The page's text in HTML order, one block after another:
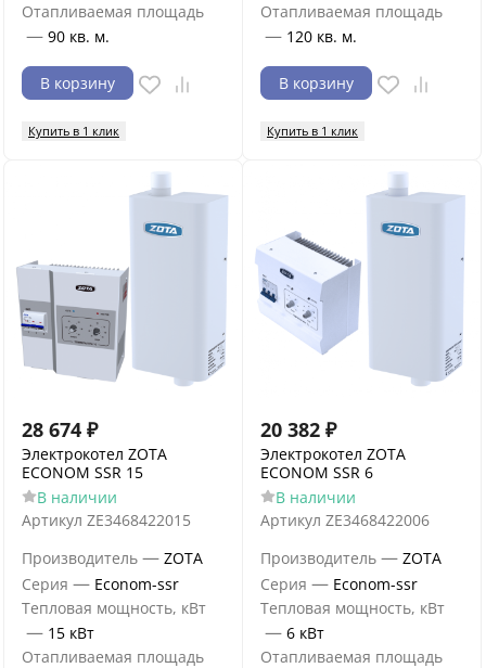
Отапливаемая площадь
— 90 кв. м.
В корзину
Купить в 1 клик
Отапливаемая площадь
— 120 кв. м.
В корзину
Купить в 1 клик
28 674 ₽
Электрокотел ZOTA
ECONOM SSR 15
В наличии
Артикул ZE3468422015
Производитель — ZOTA
Серия — Econom-ssr
Тепловая мощность, кВт
— 15 кВт
Отапливаемая площадь
20 382 ₽
Электрокотел ZOTA
ECONOM SSR 6
В наличии
Артикул ZE3468422006
Производитель — ZOTA
Серия — Econom-ssr
Тепловая мощность, кВт
— 6 кВт
Отапливаемая площадь